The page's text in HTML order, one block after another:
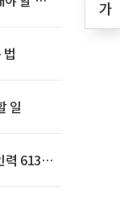
가
일
력 613명